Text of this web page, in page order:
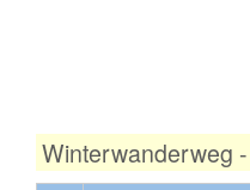
Winterwanderweg